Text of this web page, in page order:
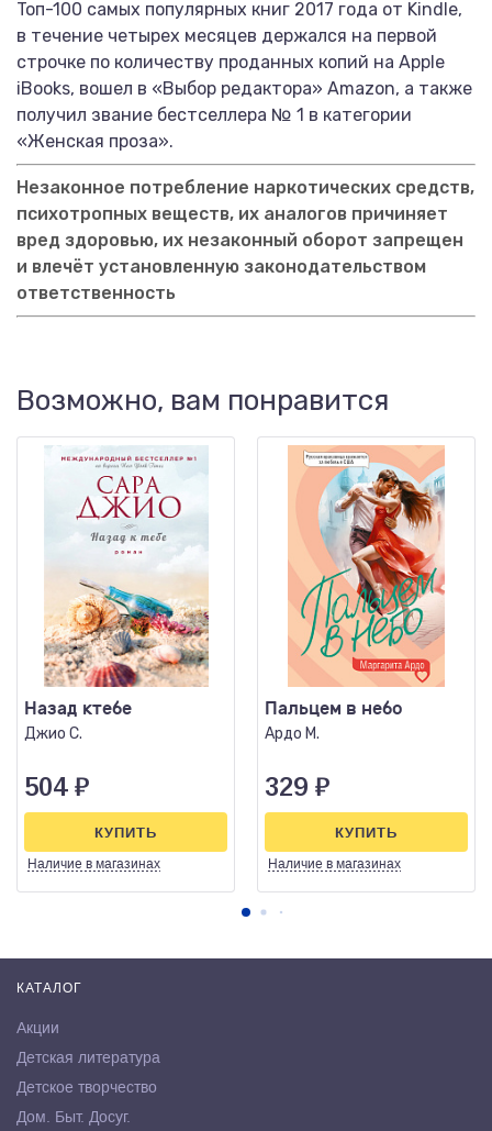
Toп-100 самых популярных книг 2017 года от Kindle,
в течение четырех месяцев держался на первой
строчке по количеству проданных копий на Apple
iBooks, вошел в «Выбор редактора» Amazon, а также
получил звание бестселлера № 1 в категории
«Женская проза».
Незаконное потребление наркотических средств,
психотропных веществ, их аналогов причиняет
вред здоровью, их незаконный оборот запрещен
и влечёт установленную законодательством
ответственность
Возможно, вам понравится
Назад ктебе
Джио С.
504 ₽
Наличие в магазинах
КУПИТЬ
Пальцем в небо
Ардо М.
329 ₽
Наличие в магазинах
КУПИТЬ
КАТАЛОГ
Акции
Детская литература
Детское творчество
Дом. Быт. Досуг.